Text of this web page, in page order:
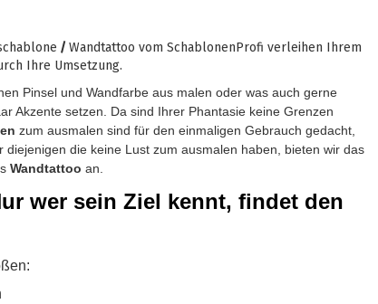
/ Wandtattoo vom SchablonenProfi verleihen Ihrem
Ihre Umsetzung.
Pinsel und Wandfarbe aus malen oder was auch gerne
Akzente setzen. Da sind Ihrer Phantasie keine Grenzen
zum ausmalen sind für den einmaligen Gebrauch gedacht,
diejenigen die keine Lust zum ausmalen haben, bieten wir das
Wandtattoo an.
wer sein Ziel kennt, findet den